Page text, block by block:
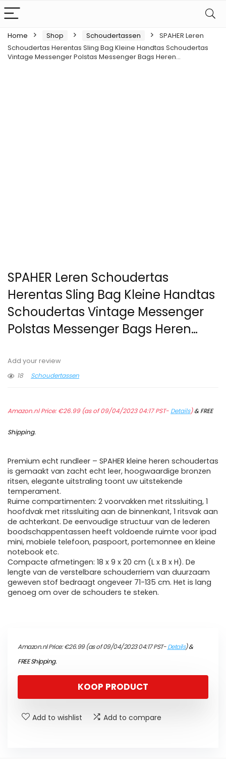
Home Shop Schoudertassen
SPAHER Leren
Schoudertas Herentas Sling Bag Kleine Handtas Schoudertas
Vintage Messenger Polstas Messenger Bags Heren…
SPAHER Leren Schoudertas
Herentas Sling Bag Kleine Handtas
Schoudertas Vintage Messenger
Polstas Messenger Bags Heren…
Add your review
18
Schoudertassen
Amazon.nl Price:€26.99(as of 09/04/2023 04:17 PST- Details)&FREE
Shipping.
Premium echt rundleer – SPAHER kleine heren schoudertas
is gemaakt van zacht echt leer, hoogwaardige bronzen
ritsen, elegante uitstraling toont uw uitstekende
temperament.
Ruime compartimenten: 2 voorvakken met ritssluiting, 1
hoofdvak met ritssluiting aan de binnenkant, 1 ritsvak aan
de achterkant. De eenvoudige structuur van de lederen
boodschappentassen heeft voldoende ruimte voor ipad
mini, mobiele telefoon, paspoort, portemonnee en kleine
notebook etc.
Compacte afmetingen: 18 x 9 x 20 cm (L x B x H). De
lengte van de verstelbare schouderriem van duurzaam
geweven stof bedraagt ongeveer 71-135 cm. Het is lang
genoeg om over de schouders te steken.
Amazon.nl Price:€26.99(as of 09/04/2023 04:17 PST-Details)&
FREE Shipping.
KOOP PRODUCT
Add to wishlist Add to compare